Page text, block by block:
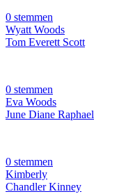
0 stemmen
Wyatt Woods
Tom Everett Scott
0 stemmen
Eva Woods
June Diane Raphael
0 stemmen
Kimberly
Chandler Kinney